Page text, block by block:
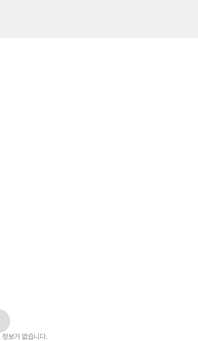
정보가 없습니다.